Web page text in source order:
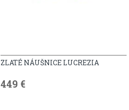
ZLATÉ NÁUŠNICE LUCREZIA
449 €